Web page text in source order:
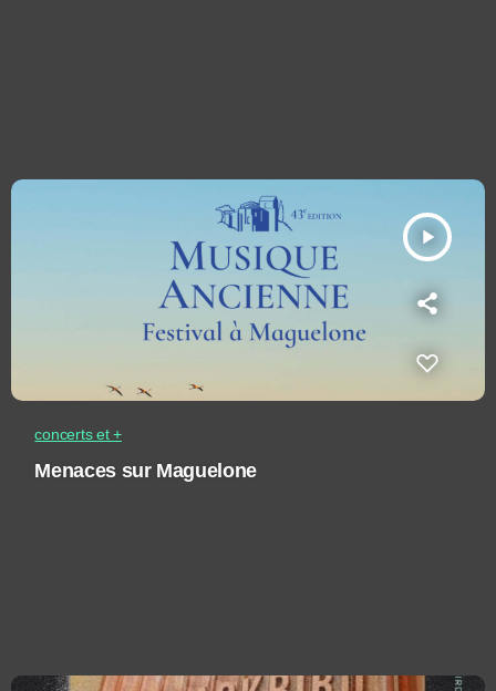
play_arrow
concerts et +
Menaces sur Maguelone